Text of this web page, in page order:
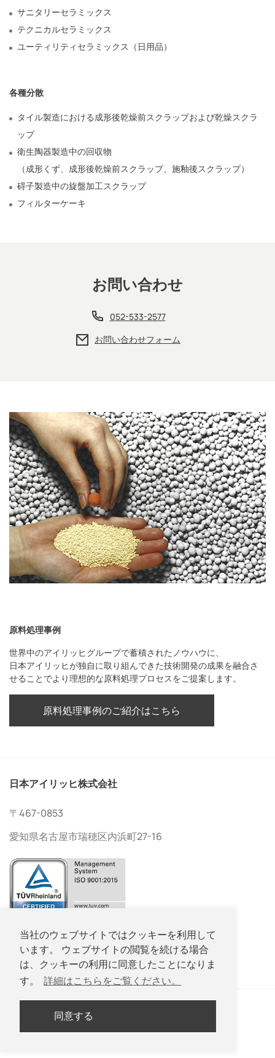
当社のウェブサイトではクッキーを利用して
います。 ウェブサイトの閲覧を続ける場合
は、クッキーの利用に同意したことになりま
す。
詳細はこちらをご覧ください。
同意する
サニタリーセラミックス
テクニカルセラミックス
ユーティリティセラミックス（日用品）
各種分散
タイル製造における成形後乾燥前スクラップおよび乾燥スクラ
ップ
衛生陶器製造中の回収物
（成形くず、成形後乾燥前スクラップ、施釉後スクラップ）
碍子製造中の旋盤加工スクラップ
フィルターケーキ
お問い合わせ
052-533-2577
お問い合わせフォーム
原料処理事例
世界中のアイリッヒグループで蓄積されたノウハウに、
日本アイリッヒが独自に取り組んできた技術開発の成果を融合さ
せることでより理想的な原料処理プロセスをご提案します。
原料処理事例のご紹介はこちら
日本アイリッヒ株式会社
〒467-0853
愛知県名古屋市瑞穂区内浜町27-16
052-533-2577
052-533-2578